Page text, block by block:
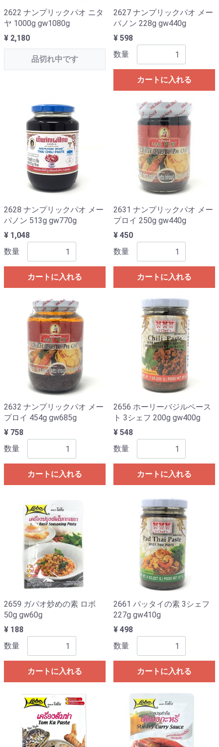
2622 ナンプリックパオ ニタ
ヤ 1000g gw1080g
¥ 2,180
品切れ中です
2627 ナンプリックパオ メー
パノン 228g gw440g
¥ 598
数量
カートに入れる
2628 ナンプリックパオ メー
パノン 513g gw770g
¥ 1,048
数量
カートに入れる
2631 ナンプリックパオ メー
プロイ 250g gw440g
¥ 450
数量
カートに入れる
2632 ナンプリックパオ メー
プロイ 454g gw685g
¥ 758
数量
カートに入れる
2656 ホーリーバジルペース
ト 3シェフ 200g gw400g
¥ 548
数量
カートに入れる
2659 ガパオ炒めの素 ロボ
50g gw60g
¥ 188
数量
カートに入れる
2661 パッタイの素 3シェフ
227g gw410g
¥ 498
数量
カートに入れる